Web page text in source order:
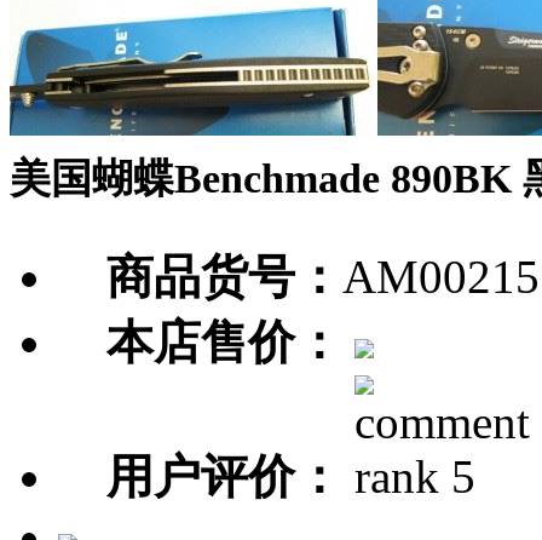
美国蝴蝶Benchmade 890BK
商品货号：
本店售价：
用户评价：